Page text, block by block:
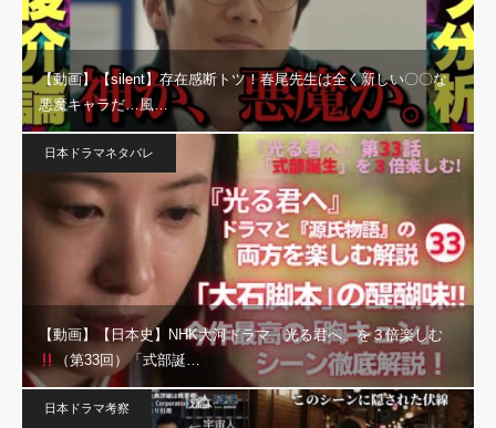
【動画】【silent】存在感断トツ！春尾先生は全く新しい〇〇な
悪魔キャラだ…風…
日本ドラマネタバレ
【動画】【日本史】NHK大河ドラマ「光る君へ」を３倍楽しむ
（第33回）「式部誕…
日本ドラマ考察